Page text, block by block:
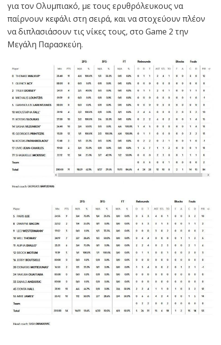
για τον Ολυμπιακό, με τους ερυθρόλευκους να
παίρνουν κεφάλι στη σειρά, και να στοχεύουν πλέον
να διπλασιάσουν τις νίκες τους, στο Game 2 την
Μεγάλη Παρασκεύη.